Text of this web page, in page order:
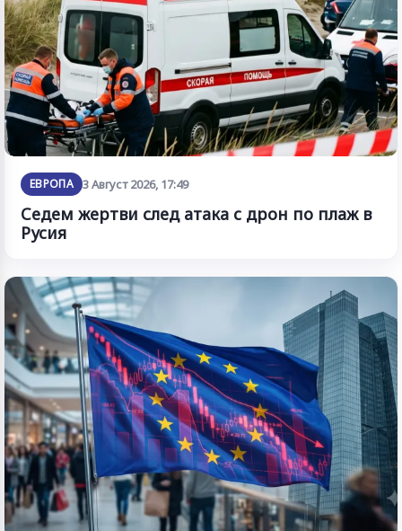
ЕВРОПА 3 Август 2026, 17:49
Седем жертви след атака с дрон по плаж в
Русия